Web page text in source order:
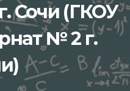
Сочи (ГКОУ
№ 2 г.